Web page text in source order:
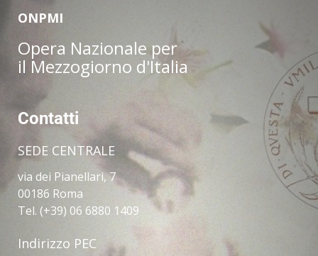
ONPMI
Opera Nazionale per
il Mezzogiorno d'Italia
Contatti
SEDE CENTRALE
via dei Pianellari, 7
00186 Roma
Tel. (+39) 06 6880 1409
Indirizzo PEC